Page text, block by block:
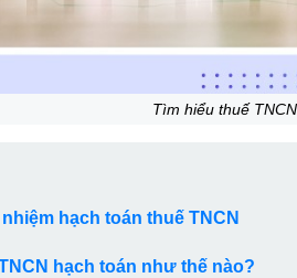
Tìm hiểu thuế
nhiệm hạch toán thuế TNCN
hạch toán như thế nào?